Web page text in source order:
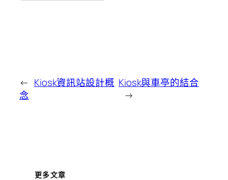
← Kiosk資訊站設計概
念
Kiosk與車亭的結合
→
更多文章